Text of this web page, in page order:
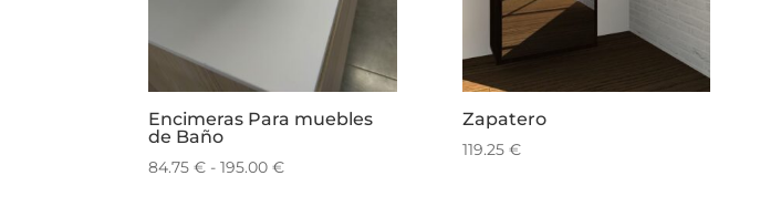
Encimeras Para muebles
de Baño
84.75€ - 195.00€Rango
Zapatero
119.25 €